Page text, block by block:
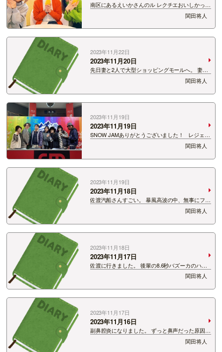
南区にあるえいかさんのル レクチエおいしかった
です。 加工アプリさんよー。 なんでこんなに僕
の顔が赤いんだい。 何に合わせてくれてんだい！
関田将人
2023年11月22日
2023年11月20日
先日妻と2人で大型ショッピングモールへ。 妻と
行くのは久方ぶり。 海外の飲食物たくさん売っ
てるお店が楽しい。 あそこに行っただけで旅気分
に浸れる。 僕は一切料理をしないので、 妻の後
ろにただつ…
関田将人
2023年11月19日
2023年11月19日
SNOW JAMありがとうございました！ レジェン
ドと共に。 あ、今シーズンは「ハート狩人」とい
うウルトラダサいネーミングの集合体に参加しま
す。 要は冬盛り上げます！ よろしくお願いしま
す！
関田将人
2023年11月19日
2023年11月18日
佐渡汽船さんすごい。 暴風高波の中、無事にフェ
リーを運航。 そして僕は佐渡から新潟市に戻って
これました。 様々な情報をチェックして運航し
てるんだろうなぁ。 その努力に頭が下がります。
めっちゃ揺れるってこと…
関田将人
2023年11月18日
2023年11月17日
佐渡に行きました。 後輩の8.6秒バズーカのハマ
やねんがいました。 彼は自分が持つキッチンカ
ーを使って全国のイベントに出店。 今回は佐渡の
イベントに出店しに来たそうです。 僕はそのイベ
ントをテレビ中継でお伝…
関田将人
2023年11月17日
2023年11月16日
副鼻腔炎になりました。 ずっと鼻声だった原因は
どうもこれだったようです。 耳鼻科で初めて撮
ったレントゲン。 鼻のレントゲンの撮り方にビッ
関田将人